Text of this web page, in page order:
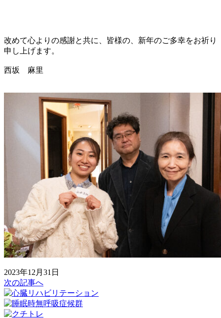
改めて心よりの感謝と共に、皆様の、新年のご多幸をお祈り
申し上げます。
西坂 麻里
2023年12月31日
次の記事へ